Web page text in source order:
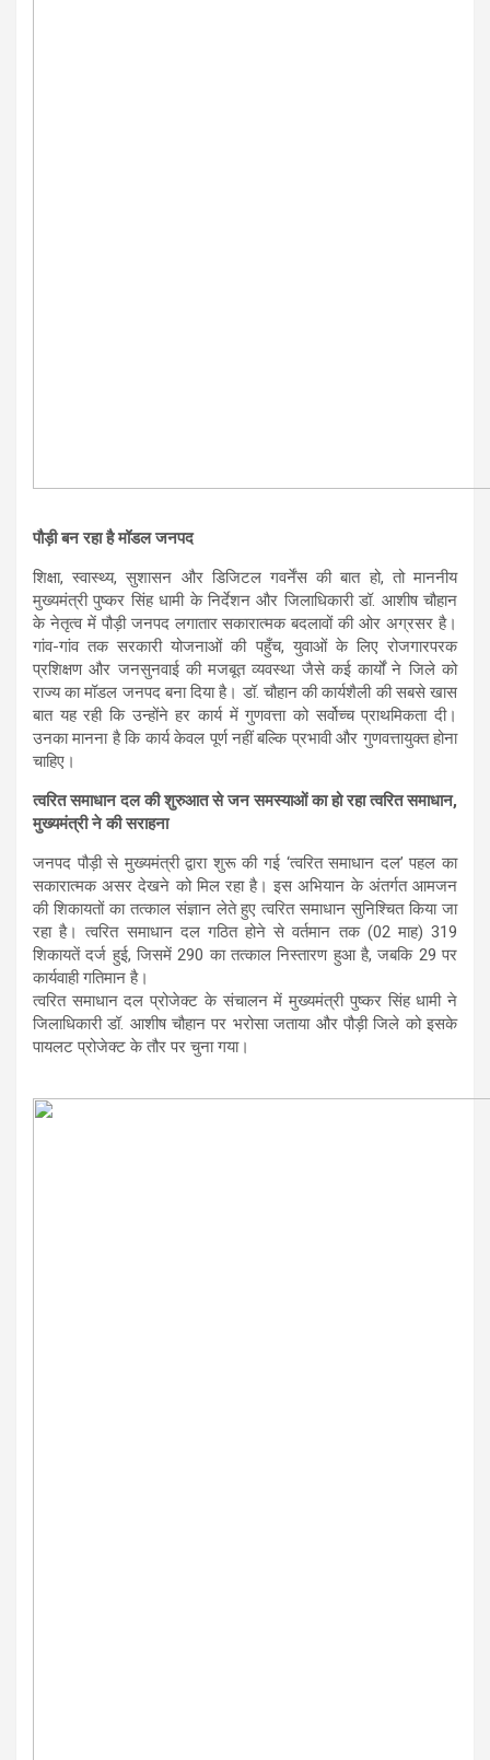
पौड़ी बन रहा है मॉडल जनपद
शिक्षा, स्वास्थ्य, सुशासन और डिजिटल गवर्नेंस की बात हो, तो माननीय
मुख्यमंत्री पुष्कर सिंह धामी के निर्देशन और जिलाधिकारी डॉ. आशीष चौहान
के नेतृत्व में पौड़ी जनपद लगातार सकारात्मक बदलावों की ओर अग्रसर है।
गांव-गांव तक सरकारी योजनाओं की पहुँच, युवाओं के लिए रोजगारपरक
प्रशिक्षण और जनसुनवाई की मजबूत व्यवस्था जैसे कई कार्यों ने जिले को
राज्य का मॉडल जनपद बना दिया है। डॉ. चौहान की कार्यशैली की सबसे खास
बात यह रही कि उन्होंने हर कार्य में गुणवत्ता को सर्वोच्च प्राथमिकता दी।
उनका मानना है कि कार्य केवल पूर्ण नहीं बल्कि प्रभावी और गुणवत्तायुक्त होना
चाहिए।
त्वरित समाधान दल की शुरुआत से जन समस्याओं का हो रहा त्वरित समाधान,
मुख्यमंत्री ने की सराहना
जनपद पौड़ी से मुख्यमंत्री द्वारा शुरू की गई ‘त्वरित समाधान दल’ पहल का
सकारात्मक असर देखने को मिल रहा है। इस अभियान के अंतर्गत आमजन
की शिकायतों का तत्काल संज्ञान लेते हुए त्वरित समाधान सुनिश्चित किया जा
रहा है। त्वरित समाधान दल गठित होने से वर्तमान तक (02 माह) 319
शिकायतें दर्ज हुई, जिसमें 290 का तत्काल निस्तारण हुआ है, जबकि 29 पर
कार्यवाही गतिमान है।
त्वरित समाधान दल प्रोजेक्ट के संचालन में मुख्यमंत्री पुष्कर सिंह धामी ने
जिलाधिकारी डॉ. आशीष चौहान पर भरोसा जताया और पौड़ी जिले को इसके
पायलट प्रोजेक्ट के तौर पर चुना गया।